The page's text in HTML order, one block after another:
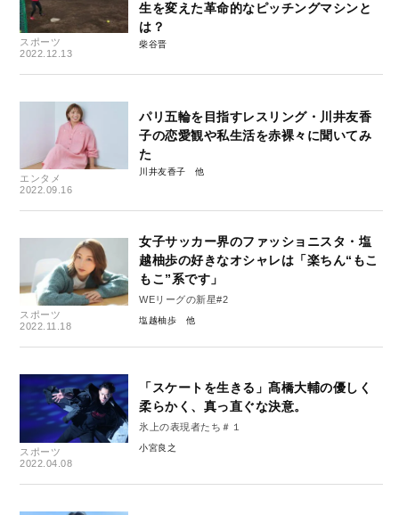
スポーツ
2022.12.13
生を変えた革命的なピッチングマシンと
は？
柴谷晋
エンタメ
2022.09.16
パリ五輪を目指すレスリング・川井友香
子の恋愛観や私生活を赤裸々に聞いてみ
た
川井友香子
スポーツ
2022.11.18
女子サッカー界のファッショニスタ・塩
越柚歩の好きなオシャレは「楽ちん“もこ
もこ”系です」
WEリーグの新星#2
塩越柚歩
スポーツ
2022.04.08
「スケートを生きる」髙橋大輔の優しく
柔らかく、真っ直ぐな決意。
氷上の表現者たち＃１
小宮良之